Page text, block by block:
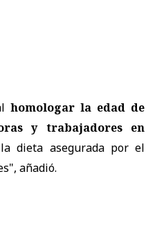
homologar la edad de
y trabajadores en
dieta asegurada por el
añadió.